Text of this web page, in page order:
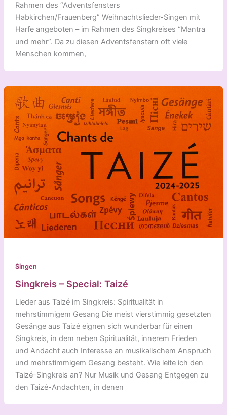
Rahmen des “Adventsfensters
Habkirchen/Frauenberg” Weihnachtslieder-Singen mit
Harfe angeboten – im Rahmen des Singkreises “Mantra
und mehr”. Da zu diesen Adventsfenstern oft viele
Menschen kommen,
Singen
Singkreis – Special: Taizé
Lieder aus Taizé im Singkreis: Spiritualität in
mehrstimmigem Gesang Die meist vierstimmig gesetzten
Gesänge aus Taizé eignen sich wunderbar für einen
Singkreis, in dem neben Spiritualität, innerem Frieden
und Andacht auch Interesse an musikalischem Anspruch
und mehrstimmigem Gesang besteht. Wie leite ich den
Taizé-Singkreis an? Nur Musik und Gesang Entgegen zu
den Taizé-Andachten, in denen